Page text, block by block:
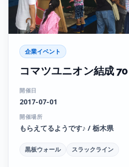
企業イベント
コマツユニオン結成
開催日
2017-07-01
開催場所
もらえてるようです♪ / 栃木県
黒板ウォール スラックライン